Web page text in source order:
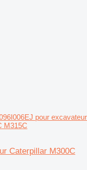
pour excavateur
M315C
Caterpillar M300C